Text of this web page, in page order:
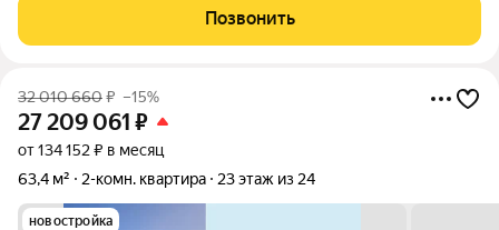
на 2 этаже в современном ЖК Парковый Квартал СЕЛФ.
Семейная ипотека от 5,99%. Квартира без отделки
Позвонить
32 010 660₽ –15%
27 209 061 ₽
от 134 152 ₽ в месяц
63,4 м²
2-комн. квартира 23 этаж из 24
новостройка